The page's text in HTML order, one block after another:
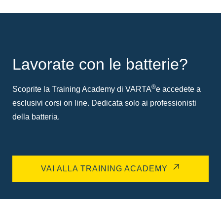
Lavorate con le batterie?
Scoprite la Training Academy di VARTA®e accedete a
esclusivi corsi on line. Dedicata solo ai professionisti
della batteria.
VAI ALLA TRAINING ACADEMY